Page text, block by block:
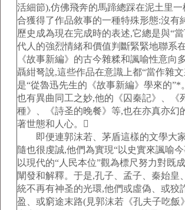
活細節),仿佛飛奔的馬蹄總踩在泥土里
合獲得了作品敘事的一種特殊形態:沒有
歷史成為現在完成時的表述,它總是與“
代人的強烈情緒和價值判斷緊緊地聯系
《故事新編》的古今雜糅和諷喻性意向
聶紺弩說,這些作品在意識上都“當作雜
是“從魯迅先生的《故事新編》學來的”*
也有異曲同工之妙,他的《囚秦記》、《
種》、《詩圣的晚餐》等,也在亦真亦幻
著世態和人心。
即便連郭沫若、茅盾這樣的文學大家
隨也很虔誠,他們為實現“以史實來諷喻
以現代的“人民本位”觀為標尺努力對既
闡發和解釋。于是,孔子、孟子、秦始皇
統不再有神圣的光環,他們或虛偽、或狡
盈、或窮途末路(見郭沫若《孔夫子吃飯